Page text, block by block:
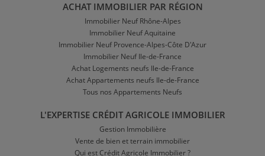
ACHAT IMMOBILIER PAR RÉGION
Immobilier Neuf Rhône-Alpes
Immobilier Neuf Aquitaine
Immobilier Neuf Provence-Alpes-Côte D'Azur
Immobilier Neuf Ile-de-France
Achat Logements neufs Ile-de-France
Achat Appartements neufs Ile-de-France
Tous nos Appartements Neufs
L'EXPERTISE CRÉDIT AGRICOLE IMMOBILIER
Gestion Immobilière
Vente de bien et terrain immobilier
Qui est Crédit Agricole Immobilier ?